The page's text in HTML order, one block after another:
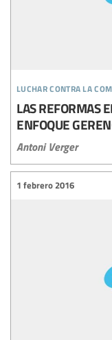
luchar contra la
LAS REFORMAS
ENFOQUE
Antoni Verger
1 febrero 2016